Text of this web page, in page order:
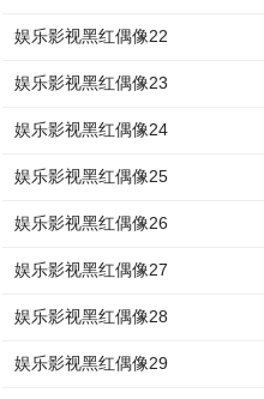
娱乐影视黑红偶像22
娱乐影视黑红偶像23
娱乐影视黑红偶像24
娱乐影视黑红偶像25
娱乐影视黑红偶像26
娱乐影视黑红偶像27
娱乐影视黑红偶像28
娱乐影视黑红偶像29